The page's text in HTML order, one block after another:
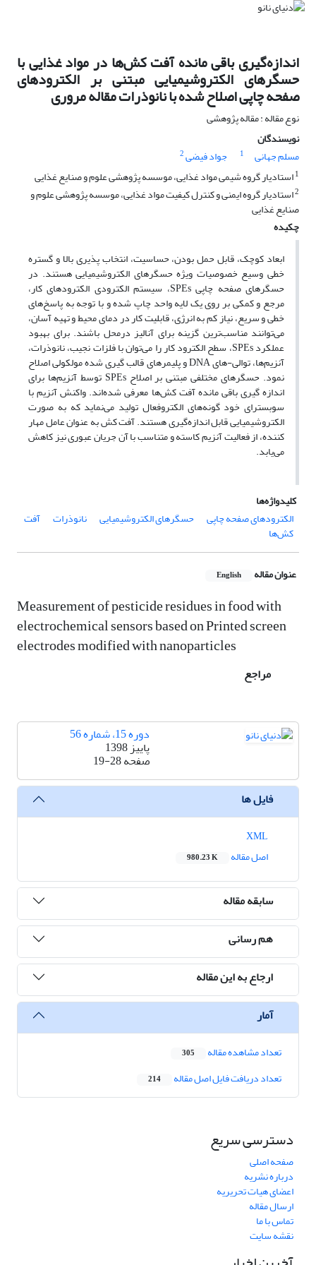
اندازه‌گیری باقی مانده آفت کش‌ها در مواد غذایی با
حسگرهای الکتروشیمیایی مبتنی بر الکترودهای
صفحه چاپی اصلاح شده با نانوذرات مقاله مروری
نوع مقاله : مقاله پژوهشی
نویسندگان
مسلم جهانی
1 جواد فیضی2
1استادیار گروه شیمی مواد غذایی، موسسه پژوهشی علوم و صنایع غذایی
2استادیار گروه ایمنی و کنترل کیفیت مواد غذایی، موسسه پژوهشی علوم و
صنایع غذایی
چکیده
ابعاد کوچک، قابل حمل بودن، حساسیت، انتخاب پذیری بالا و گستره
خطی وسیع خصوصیات ویژه حسگرهای الکتروشیمیایی هستند. در
حسگرهای صفحه چاپی SPEs، سیستم الکترودی الکترودهای کار،
مرجع و کمکی بر روی یک لایه واحد چاپ شده و با توجه به پاسخ‌های
خطی و سریع، نیاز کم به انرژی، قابلیت کار در دمای محیط و تهیه آسان،
می‌توانند مناسب‌ترین گزینه برای آنالیز درمحل باشند. برای بهبود
عملکرد SPEs، سطح الکترود کار را می‌توان با فلزات نجیب، نانوذرات،
آنزیم‌ها، توالی-های DNA و پلیمرهای قالب گیری شده مولکولی اصلاح
نمود. حسگرهای مختلفی مبتنی بر اصلاح SPEs توسط آنزیم‌ها برای
اندازه گیری باقی مانده آفت کش‌ها معرفی شده‌اند. واکنش آنزیم با
سوبسترای خود گونه‌های الکتروفعال تولید می‌نماید که به صورت
الکتروشیمیایی قابل اندازه‌گیری هستند. آفت کش به عنوان عامل مهار
کننده، از فعالیت آنزیم کاسته و متناسب با آن جریان عبوری نیز کاهش
می‌یابد.
کلیدواژه‌ها
الکترودهای صفحه چاپی
حسگرهای الکتروشیمیایی نانوذرات آفت
کش‌ها
عنوان مقاله English
Measurement of pesticide residues in food with
electrochemical sensors based on Printed screen
electrodes modified with nanoparticles
مراجع
دوره 15، شماره 56
پاییز 1398
صفحه19-28
فایل ها
اصل مقاله
980.23 K
سابقه مقاله
هم رسانی
ارجاع به این مقاله
آمار
تعداد مشاهده مقاله 305
تعداد دریافت فایل اصل مقاله 214
دسترسی سریع
صفحه اصلی
درباره نشریه
اعضای هیات تحریریه
ارسال مقاله
تماس با ما
نقشه سایت